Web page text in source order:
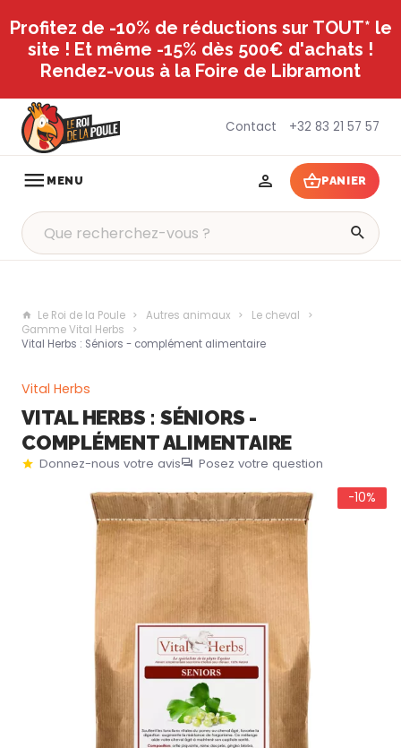
Profitez de -10% de réductions sur TOUT* le
site ! Et même -15% dès 500€ d'achats !
Rendez-vous à la Foire de Libramont
Contact +32 83 21 57 57
MENU PANIER
Le Roi de la Poule Autres animaux
Le cheval
Gamme Vital Herbs
Vital Herbs : Séniors - complément alimentaire
Vital Herbs
VITAL HERBS : SÉNIORS -
COMPLÉMENT ALIMENTAIRE
Donnez-nous votre avis
Posez votre question
-10%